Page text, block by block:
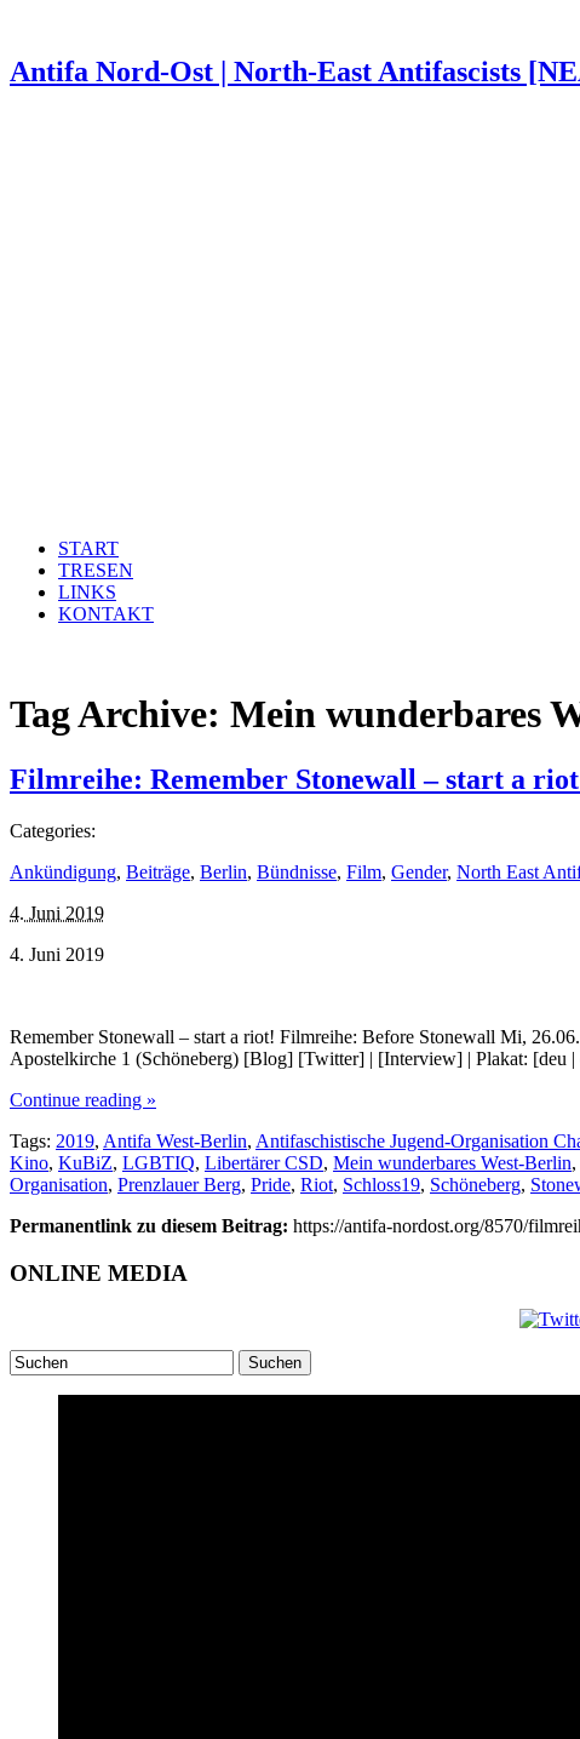
Antifa Nord-Ost | North-East Antifascists
START
TRESEN
LINKS
KONTAKT
Tag Archive: Mein wunderbares
Filmreihe: Remember Stonewall – start a
Categories:
Ankündigung, Beiträge, Berlin, Bündnisse, Film, Gender, North East
4. Juni 2019
4. Juni 2019
Remember Stonewall – start a riot! Filmreihe: Before Stonewall Mi,
Apostelkirche 1 (Schöneberg) [Blog] [Twitter] | [Interview] | Plakat:
Continue reading »
Tags: 2019, Antifa West-Berlin, Antifaschistische Jugend-Organisation
Kino, KuBiZ, LGBTIQ, Libertärer CSD, Mein wunderbares West-Berlin,
Organisation, Prenzlauer Berg, Pride, Riot, Schloss19, Schöneberg,
Permanentlink zu diesem Beitrag: https://antifa-nordost.org/8570/
ONLINE MEDIA
Suchen